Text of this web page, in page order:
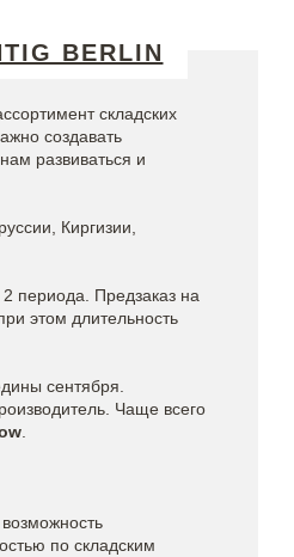
BERLIN
складских
создавать
развиваться и
Киргизии,
периода. Предзаказ на
этом длительность
сентября.
Чаще всего
по складским